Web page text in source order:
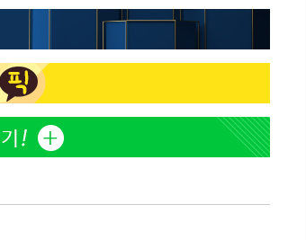
아이유, 장기하 '별일 없이 산
다' 선곡…쿨한 일상 공개
2
만 안 있어"
3
축구협회, 15년 전 심판 성 접대 파문에 "현
재는 내부 지침 준수"
4